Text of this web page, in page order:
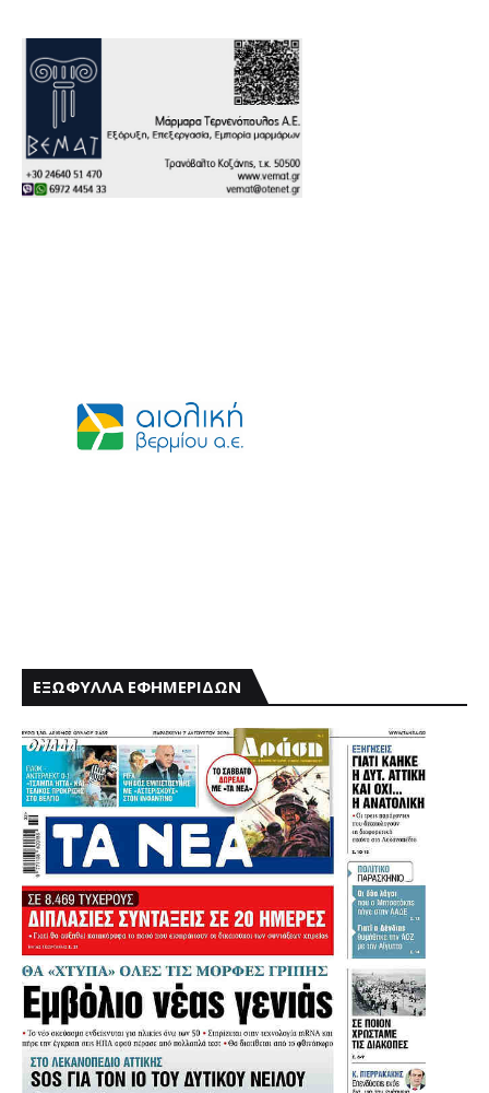
ΕΞΩΦΥΛΛΑ ΕΦΗΜΕΡΙΔΩΝ